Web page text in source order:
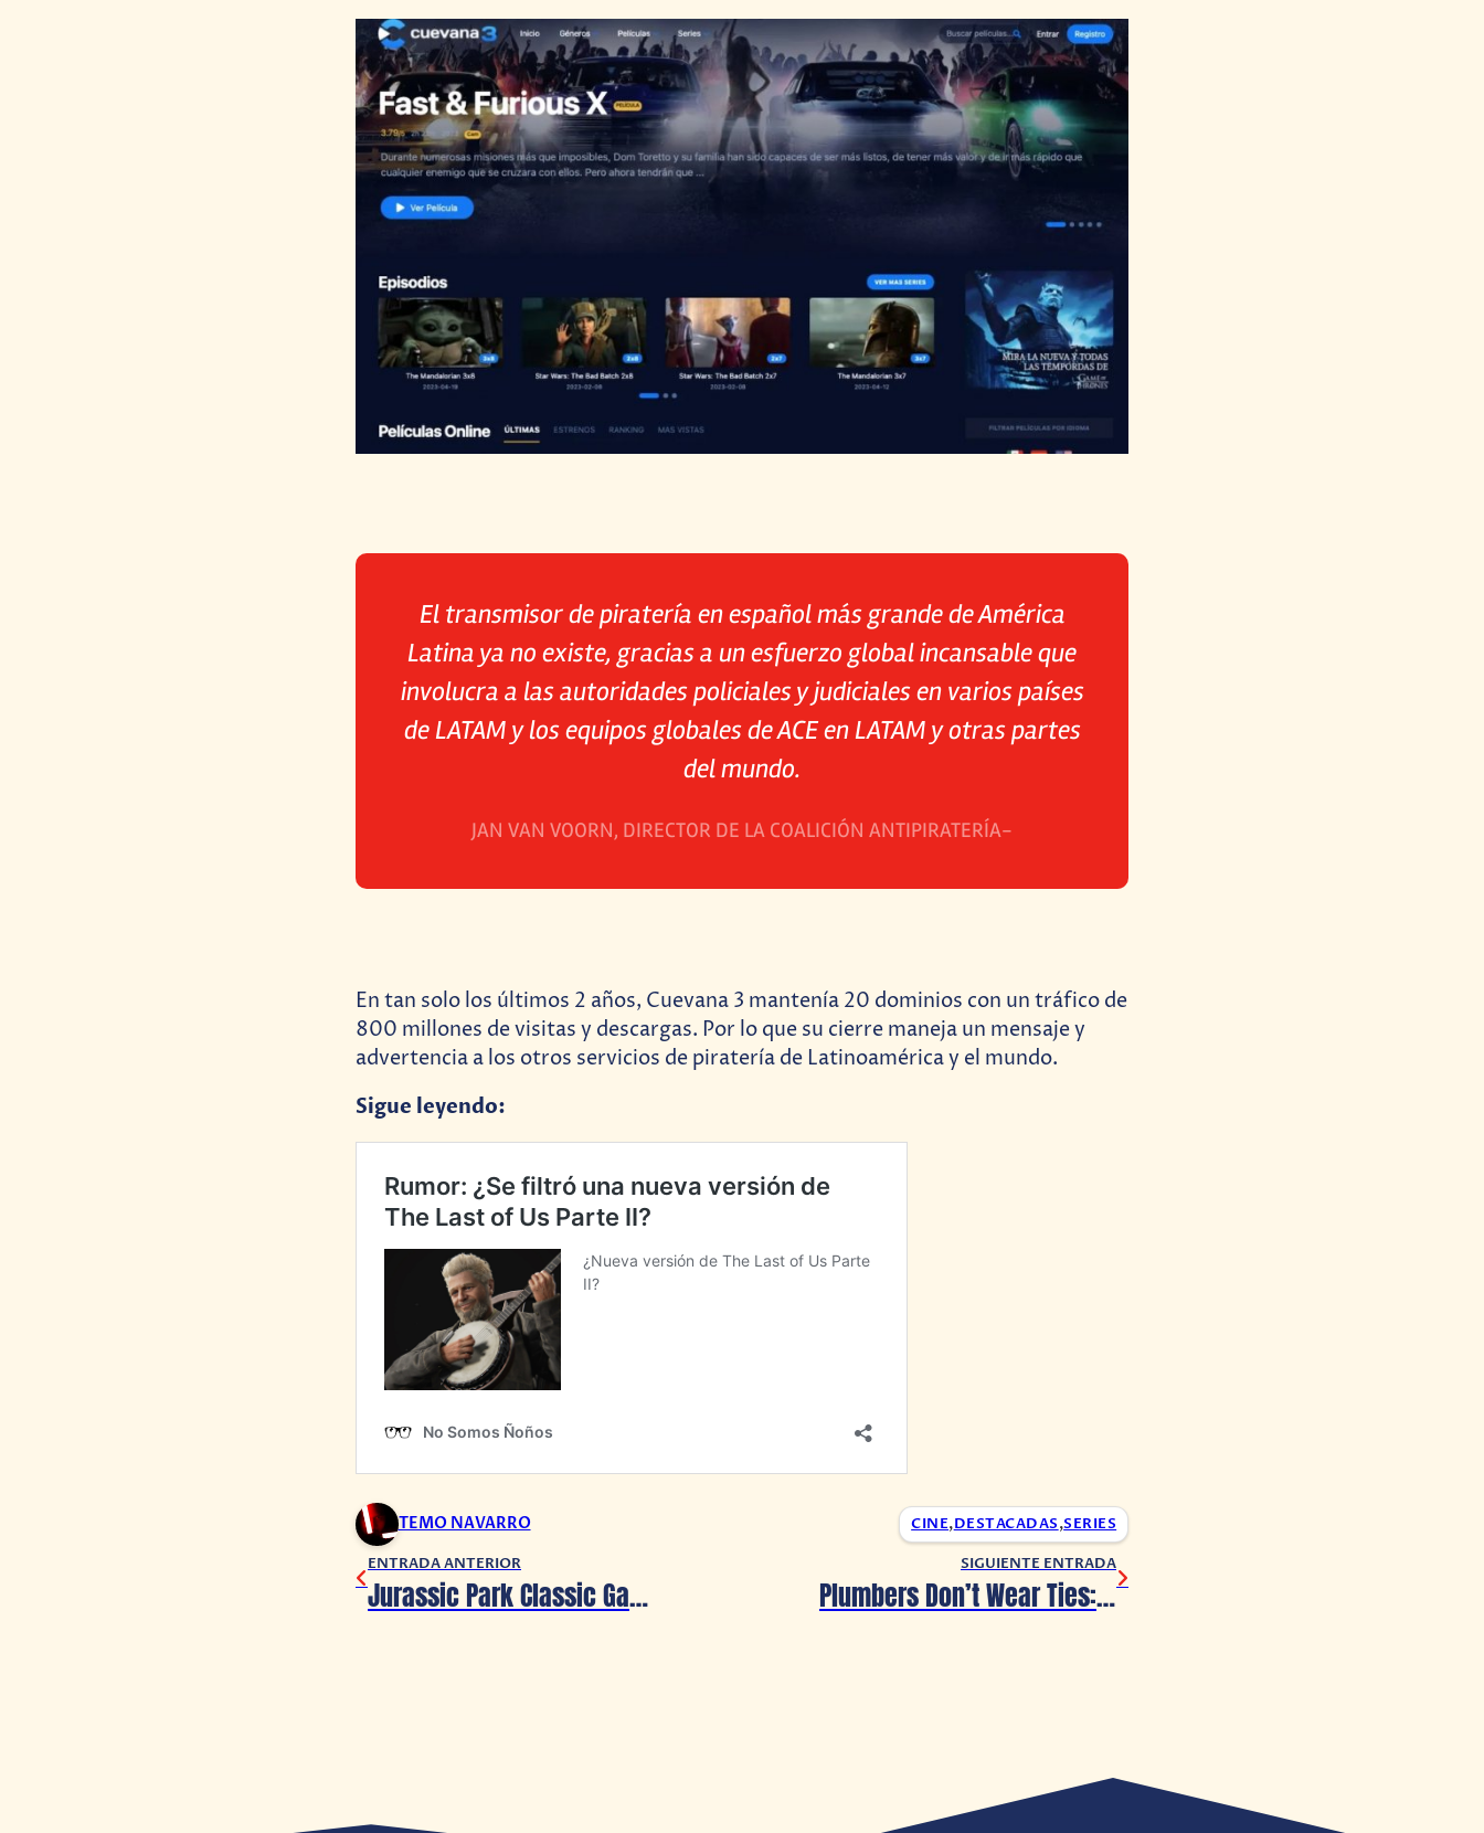
El transmisor de piratería en español más grande de América
Latina ya no existe, gracias a un esfuerzo global incansable que
involucra a las autoridades policiales y judiciales en varios países
de LATAM y los equipos globales de ACE en LATAM y otras partes
del mundo.
JAN VAN VOORN, DIRECTOR DE LA COALICIÓN ANTIPIRATERÍA-
En tan solo los últimos 2 años, Cuevana 3 mantenía 20 dominios con un tráfico de
800 millones de visitas y descargas. Por lo que su cierre maneja un mensaje y
advertencia a los otros servicios de piratería de Latinoamérica y el mundo.
Sigue leyendo:
TEMO NAVARRO CINE,DESTACADAS,SERIES
ENTRADA ANTERIOR
Jurassic Park Classic Games Collection llegará a consolas en 2023
SIGUIENTE ENTRADA
Plumbers Don’t Wear Ties: Definitive Edition llegará en 2023